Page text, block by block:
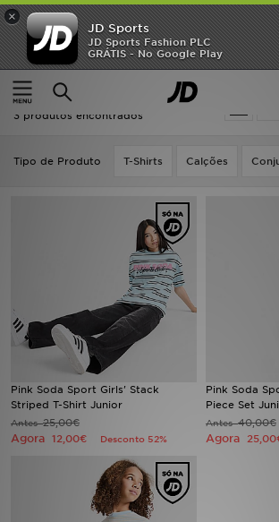
×
JD Sports
JD Sports Fashion PLC
GRÁTIS - No Google Play
Página principal
Azul Pink Soda Sport
Azul Pink Soda Sport
3 produtos encontrados
Tipo de Produto T-Shirts Calções
Pink Soda Sport Girls' Stack
Striped T-Shirt Junior
Antes25,00€
Agora 12,00€ Desconto 52%
Pink Soda
Piece Set
Antes40,00€
Agora
INÍCIO
Promoções
NOVIDADES
DESPORTO
FUTEBOL JD
VER MARCAS
LOCALIZADOR DE LOJAS
MENSAGENS